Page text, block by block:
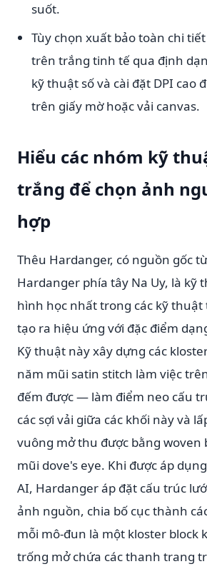
suốt.
Tùy chọn xuất bảo toàn chi
trên trắng tinh tế qua định
kỹ thuật số và cài đặt DPI cao
trên giấy mờ hoặc vải canvas.
Hiểu các nhóm kỹ
trắng để chọn ảnh
hợp
Thêu Hardanger, có nguồn gốc
Hardanger phía tây Na Uy, là kỹ
hình học nhất trong các kỹ
tạo ra hiệu ứng với đặc điểm
Kỹ thuật này xây dựng các
năm mũi satin stitch làm việc
đếm được — làm điểm neo cấu
các sợi vải giữa các khối này và
vuông mở thu được bằng woven
mũi dove's eye. Khi được áp
AI, Hardanger áp đặt cấu trúc
ảnh nguồn, chia bố cục thành
mỗi mô-đun là một kloster block
trống mở chứa các thanh trang